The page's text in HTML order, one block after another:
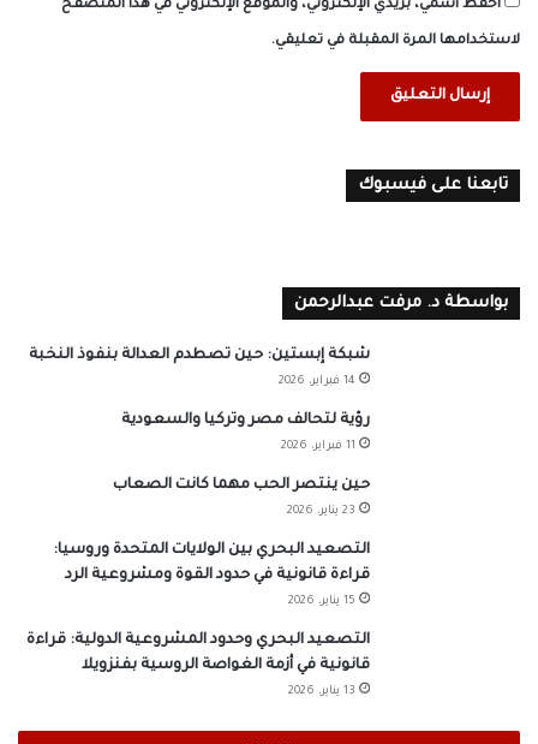
احفظ اسمي، بريدي الإلكتروني، والموقع الإلكتروني في هذا المتصفح
لاستخدامها المرة المقبلة في تعليقي.
تابعنا على فيسبوك
بواسطة د. مرفت عبدالرحمن
شبكة إبستين: حين تصطدم العدالة بنفوذ النخبة
14 فبراير، 2026
رؤية لتحالف مصر وتركيا والسعودية
11 فبراير، 2026
حين ينتصر الحب مهما كانت الصعاب
23 يناير، 2026
التصعيد البحري بين الولايات المتحدة وروسيا:
قراءة قانونية في حدود القوة ومشروعية الرد
15 يناير، 2026
التصعيد البحري وحدود المشروعية الدولية: قراءة
قانونية في أزمة الغواصة الروسية بفنزويلا
13 يناير، 2026